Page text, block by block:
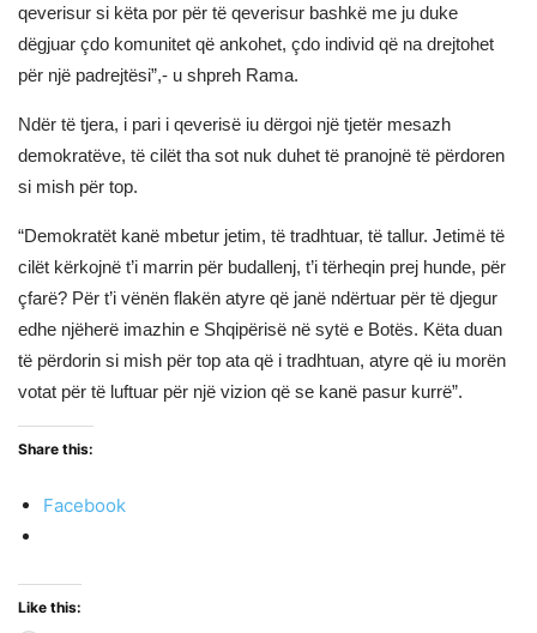
qeverisur si këta por për të qeverisur bashkë me ju duke
dëgjuar çdo komunitet që ankohet, çdo individ që na drejtohet
për një padrejtësi”,- u shpreh Rama.
Ndër të tjera, i pari i qeverisë iu dërgoi një tjetër mesazh
demokratëve, të cilët tha sot nuk duhet të pranojnë të përdoren
si mish për top.
“Demokratët kanë mbetur jetim, të tradhtuar, të tallur. Jetimë të
cilët kërkojnë t’i marrin për budallenj, t’i tërheqin prej hunde, për
çfarë? Për t’i vënën flakën atyre që janë ndërtuar për të djegur
edhe njëherë imazhin e Shqipërisë në sytë e Botës. Këta duan
të përdorin si mish për top ata që i tradhtuan, atyre që iu morën
votat për të luftuar për një vizion që se kanë pasur kurrë”.
Share this:
Facebook
Like this: